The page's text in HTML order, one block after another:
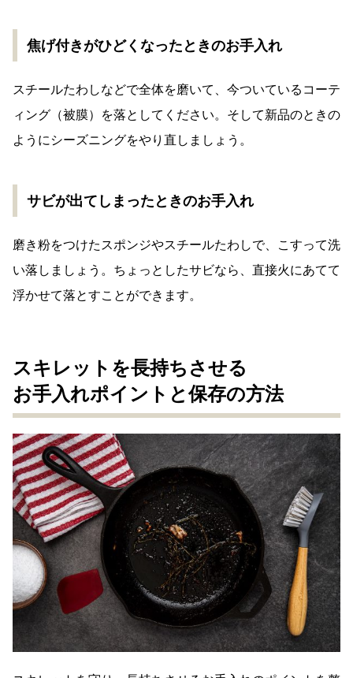
焦げ付きがひどくなったときのお手入れ
スチールたわしなどで全体を磨いて、今ついているコーテ
ィング（被膜）を落としてください。そして新品のときの
ようにシーズニングをやり直しましょう。
サビが出てしまったときのお手入れ
磨き粉をつけたスポンジやスチールたわしで、こすって洗
い落しましょう。ちょっとしたサビなら、直接火にあてて
浮かせて落とすことができます。
スキレットを長持ちさせる
お手入れポイントと保存の方法